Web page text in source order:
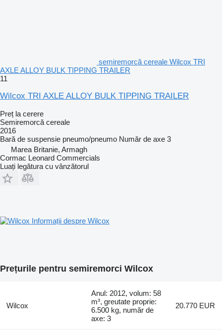
semiremorcă cereale Wilcox TRI
AXLE ALLOY BULK TIPPING TRAILER
11
Wilcox TRI AXLE ALLOY BULK TIPPING TRAILER
Preț la cerere
Semiremorcă cereale
2016
Bară de suspensie pneumo/pneumo Număr de axe 3
Marea Britanie, Armagh
Cormac Leonard Commercials
Luați legătura cu vânzătorul
Informații despre Wilcox
Prețurile pentru semiremorci Wilcox
Wilcox
Anul: 2012, volum: 58
m³, greutate proprie:
6.500 kg, număr de
axe: 3
20.770 EUR